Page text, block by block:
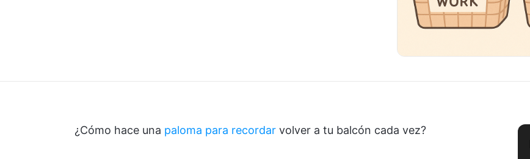
¿Cómo hace una paloma para recordar volver a tu balcón cada vez?